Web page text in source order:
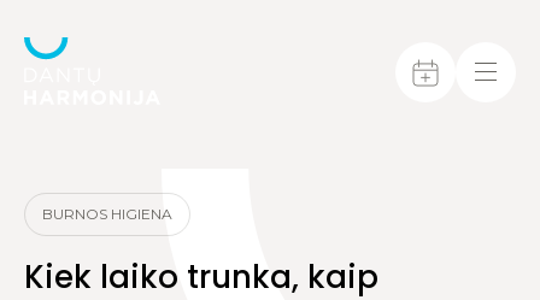
BURNOS HIGIENA
Kiek laiko trunka, kaip